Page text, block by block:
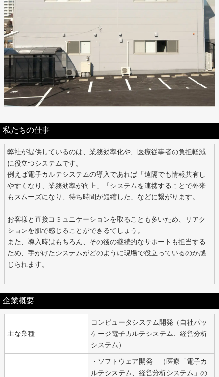
私たちの仕事
弊社が提供しているのは、業務効率化や、医療従事者の負担軽減
に役立つシステムです。
例えば電子カルテシステムの導入であれば「遠隔でも情報共有し
やすくなり、業務効率が向上」「システムを連携することで外来
もスムーズになり、待ち時間が短縮した」などに繋がります。
お客様と直接コミュニケーションを取ることも多いため、リアク
ションを肌で感じることができるでしょう。
また、導入時はもちろん、その後の継続的なサポートも担当する
ため、手がけたシステムがどのように現場で役立っているのか感
じられます。
企業概要
主な業種
コンピュータシステム開発（自社パッ
ケージ電子カルテシステム、経営分析
システム）
・ソフトウェア開発 （医療「電子カ
ルテシステム、経営分析システム」の